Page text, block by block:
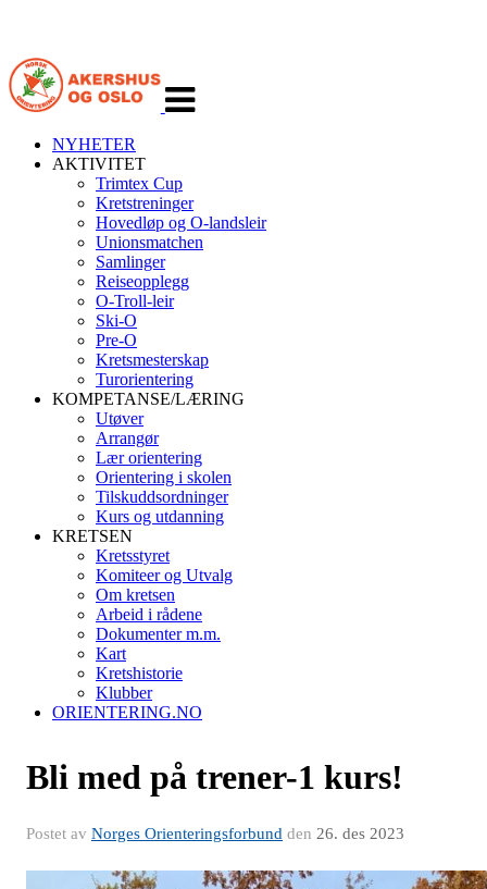
navigasjon
NYHETER
AKTIVITET
Trimtex Cup
Kretstreninger
Hovedløp og O-landsleir
Unionsmatchen
Samlinger
Reiseopplegg
O-Troll-leir
Ski-O
Pre-O
Kretsmesterskap
Turorientering
KOMPETANSE/LÆRING
Utøver
Arrangør
Lær orientering
Orientering i skolen
Tilskuddsordninger
Kurs og utdanning
KRETSEN
Kretsstyret
Komiteer og Utvalg
Om kretsen
Arbeid i rådene
Dokumenter m.m.
Kart
Kretshistorie
Klubber
ORIENTERING.NO
Bli med på trener-1 kurs!
Postet av Norges Orienteringsforbund den 26. des 2023